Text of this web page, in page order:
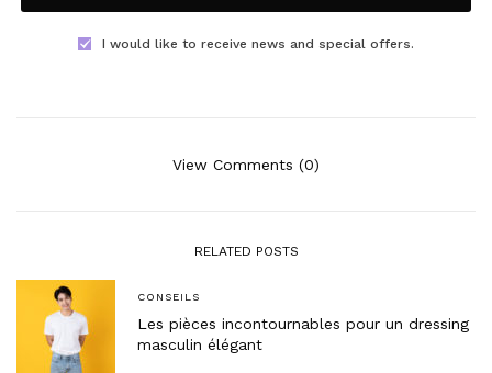
I would like to receive news and special offers.
View Comments (0)
RELATED POSTS
CONSEILS
Les pièces incontournables pour un dressing
masculin élégant